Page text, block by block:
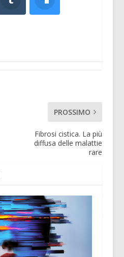
PROSSIMO
Fibrosi cistica. La più
diffusa delle malattie
rare